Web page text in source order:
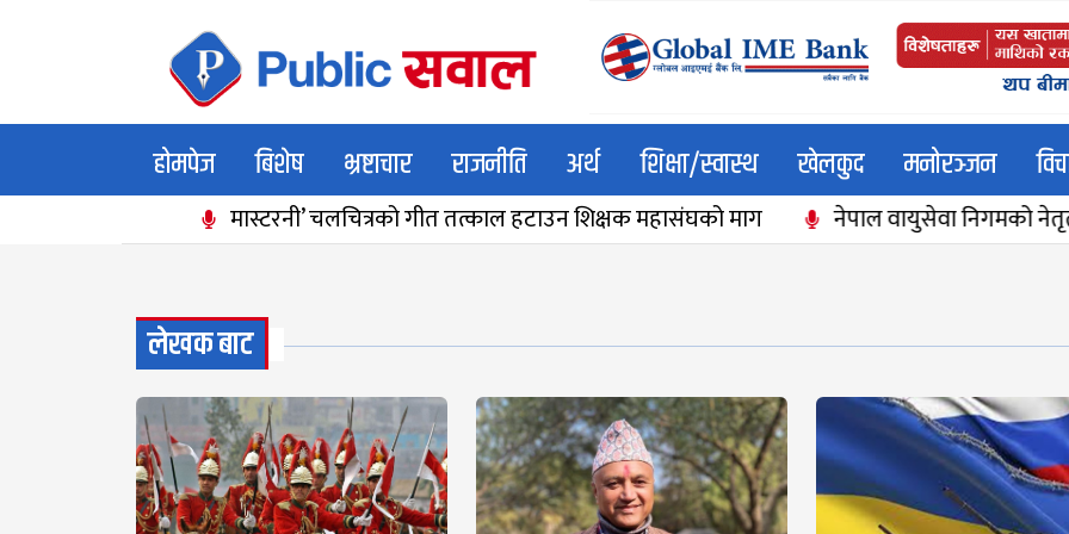
होमपेज बिशेष भ्रष्टाचार राजनीति अर्थ शिक्षा/स्वास्थ खेलकुद मनोरञ्जन
मास्टरनी’ चलचित्रको गीत तत्काल हटाउन शिक्षक महासंघको माग नेपाल वायुसेवा निगमको नेतृत्व
लेखक बाट